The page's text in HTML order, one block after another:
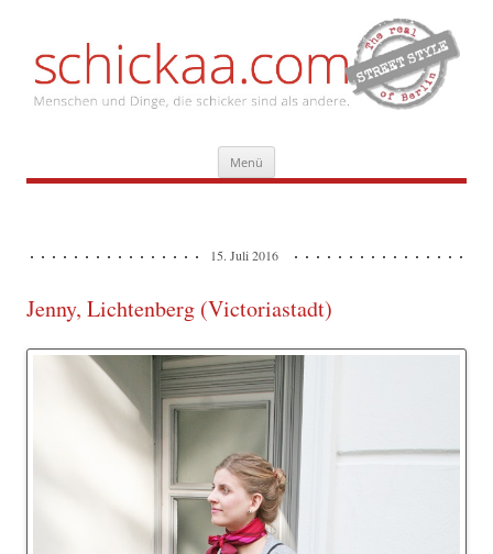
Menü Inhalt
springen
15. Juli 2016
Jenny, Lichtenberg (Victoriastadt)